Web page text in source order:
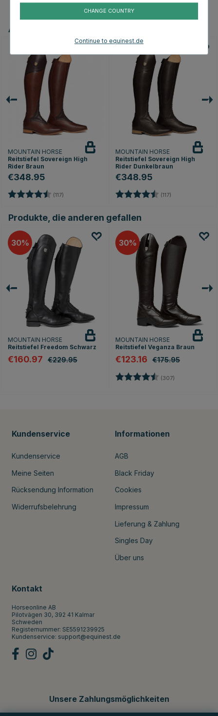
Andere Produkte, die Ihnen gefallen könnten
MOUNTAIN HORSE
Reitstiefel Sovereign High
Rider Braun
€348.95
Bewertung: (117)
MOUNTAIN HORSE
Reitstiefel Sovereign High
Rider Dunkelbraun
€348.95
Bewertung: (117)
Produkte, die anderen gefallen
30
MOUNTAIN HORSE
Reitstiefel Freedom Schwarz
€160.97 €229.95
30
MOUNTAIN HORSE
Reitstiefel Veganza Braun
€123.16 €175.95
Bewertung: (307)
Kundenservice
Kundenservice
Meine Seiten
Rücksendung Information
Widerrufsbelehrung
Informationen
AGB
Black Friday
Cookies
Impressum
Lieferung & Zahlung
Singles Day
Über uns
Kontakt
Horseonline AB
Pilotvägen 30, 392 41 Kalmar
Schweden
Registernummer: SE5591239925
Kundenservice: support@equinest.de
Unsere Zahlungsmöglichkeiten
CHANGE COUNTRY
Continue to equinest.de